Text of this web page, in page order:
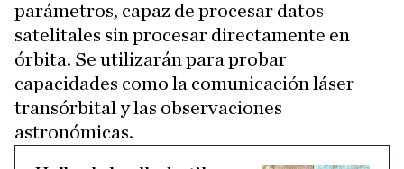
parámetros, capaz de procesar datos
satelitales sin procesar directamente en
órbita. Se utilizarán para probar
capacidades como la comunicación láser
transórbital y las observaciones
astronómicas.